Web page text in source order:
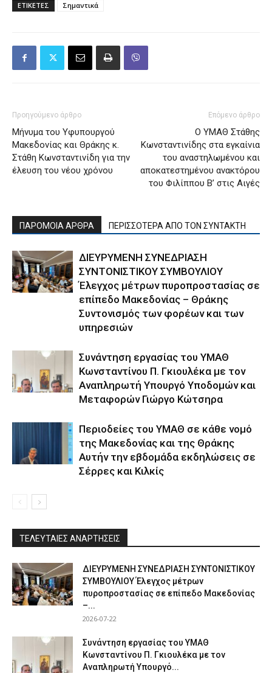
ΕΤΙΚΕΤΕΣ Σημαντικά
Προηγούμενο άρθρο
Μήνυμα του Υφυπουργού
Μακεδονίας και Θράκης κ.
Στάθη Κωνσταντινίδη για την
έλευση του νέου χρόνου
Επόμενο άρθρο
Ο ΥΜΑΘ Στάθης
Κωνσταντινίδης στα εγκαίνια
του αναστηλωμένου και
αποκατεστημένου ανακτόρου
του Φιλίππου Β’ στις Αιγές
ΠΑΡΟΜΟΙΑ ΑΡΘΡΑ ΠΕΡΙΣΣΟΤΕΡΑ ΑΠΟ ΤΟΝ ΣΥΝΤΑΚΤΗ
ΔΙΕΥΡΥΜΕΝΗ ΣΥΝΕΔΡΙΑΣΗ
ΣΥΝΤΟΝΙΣΤΙΚΟΥ ΣΥΜΒΟΥΛΙΟΥ
Έλεγχος μέτρων πυροπροστασίας σε
επίπεδο Μακεδονίας – Θράκης
Συντονισμός των φορέων και των
υπηρεσιών
Συνάντηση εργασίας του ΥΜΑΘ
Κωνσταντίνου Π. Γκιουλέκα με τον
Αναπληρωτή Υπουργό Υποδομών και
Μεταφορών Γιώργο Κώτσηρα
Περιοδείες του ΥΜΑΘ σε κάθε νομό
της Μακεδονίας και της Θράκης
Αυτήν την εβδομάδα εκδηλώσεις σε
Σέρρες και Κιλκίς
ΤΕΛΕΥΤΑΙΕΣ ΑΝΑΡΤΗΣΕΙΣ
ΔΙΕΥΡΥΜΕΝΗ ΣΥΝΕΔΡΙΑΣΗ ΣΥΝΤΟΝΙΣΤΙΚΟΥ
ΣΥΜΒΟΥΛΙΟΥ Έλεγχος μέτρων
πυροπροστασίας σε επίπεδο Μακεδονίας
–...
2026-07-22
Συνάντηση εργασίας του ΥΜΑΘ
Κωνσταντίνου Π. Γκιουλέκα με τον
Αναπληρωτή Υπουργό...